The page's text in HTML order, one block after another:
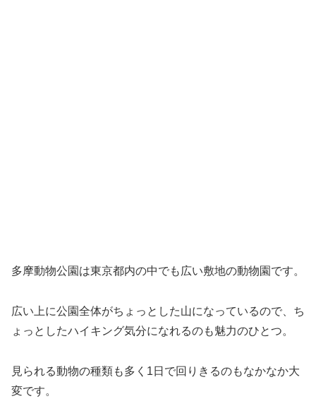
多摩動物公園は東京都内の中でも広い敷地の動物園です。
広い上に公園全体がちょっとした山になっているので、ち
ょっとしたハイキング気分になれるのも魅力のひとつ。
見られる動物の種類も多く1日で回りきるのもなかなか大
変です。